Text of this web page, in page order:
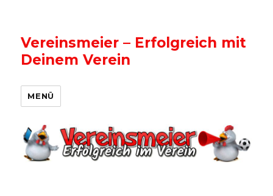
Vereinsmeier – Erfolgreich mit
Deinem Verein
MENÜ